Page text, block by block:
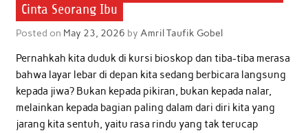
Cinta Seorang Ibu
Posted on May 23, 2026 by Amril Taufik Gobel
Pernahkah kita duduk di kursi bioskop dan tiba-tiba merasa
bahwa layar lebar di depan kita sedang berbicara langsung
kepada jiwa? Bukan kepada pikiran, bukan kepada nalar,
melainkan kepada bagian paling dalam dari diri kita yang
jarang kita sentuh, yaitu rasa rindu yang tak terucap